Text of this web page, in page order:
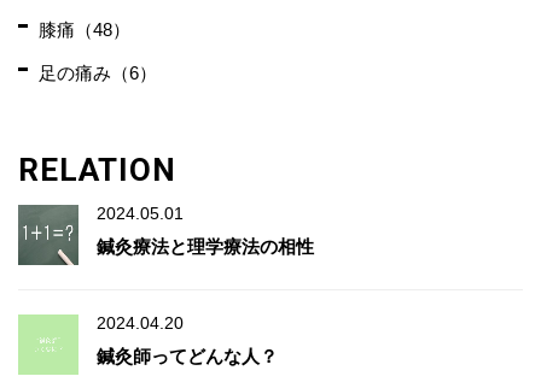
膝痛（48）
足の痛み（6）
RELATION
2024.05.01
鍼灸療法と理学療法の相性
2024.04.20
鍼灸師ってどんな人？